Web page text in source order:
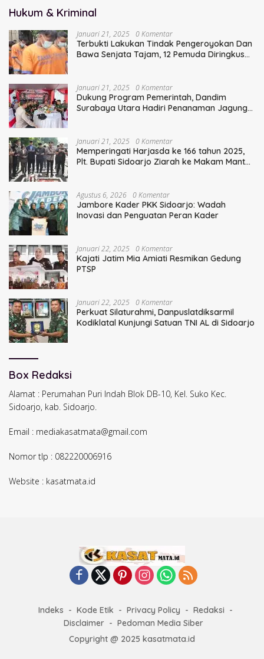
Hukum & Kriminal
Januari 21, 2025 0 Komentar
Terbukti Lakukan Tindak Pengeroyokan Dan
Bawa Senjata Tajam, 12 Pemuda Diringkus
Januari 21, 2025 0 Komentar
Dukung Program Pemerintah, Dandim
Surabaya Utara Hadiri Penanaman Jagung
Januari 21, 2025 0 Komentar
Memperingati Harjasda ke 166 tahun 2025,
Plt. Bupati Sidoarjo Ziarah ke Makam Mantan
Agustus 6, 2026 0 Komentar
Jambore Kader PKK Sidoarjo: Wadah
Inovasi dan Penguatan Peran Kader
Januari 22, 2025 0 Komentar
Kajati Jatim Mia Amiati Resmikan Gedung
PTSP
Januari 22, 2025 0 Komentar
Perkuat Silaturahmi, Danpuslatdiksarmil
Kodiklatal Kunjungi Satuan TNI AL di Sidoarjo
Box Redaksi
Alamat : Perumahan Puri Indah Blok DB-10, Kel. Suko Kec.
Sidoarjo, kab. Sidoarjo.
Email : mediakasatmata@gmail.com
Nomor tlp : 082220006916
Website : kasatmata.id
Indeks Kode Etik Privacy Policy
Redaksi
Disclaimer
Pedoman Media Siber
Copyright @ 2025 kasatmata.id